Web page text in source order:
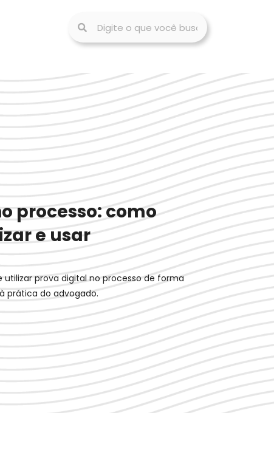
processo: como
e usar
utilizar prova digital no processo de forma
prática do advogado.